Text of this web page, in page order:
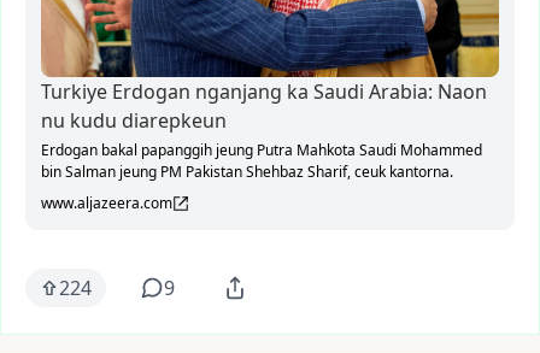
Turkiye Erdogan nganjang ka Saudi Arabia: Naon
nu kudu diarepkeun
Erdogan bakal papanggih jeung Putra Mahkota Saudi Mohammed
bin Salman jeung PM Pakistan Shehbaz Sharif, ceuk kantorna.
www.aljazeera.com
224 9